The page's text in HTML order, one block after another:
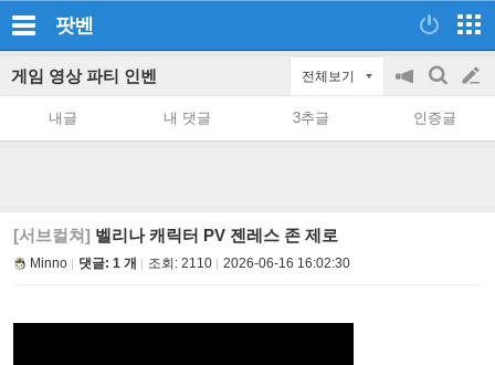
팟벤
게임 영상 파티 인벤 전체보기
공
on/off
검
색
글
쓰
내글 내 댓글 3추글 인증글
[서브컬쳐] 벨리나 캐릭터 PV 젠레스 존 제로
Minno 댓글: 1 개 조회: 2110 2026-06-16 16:02:30